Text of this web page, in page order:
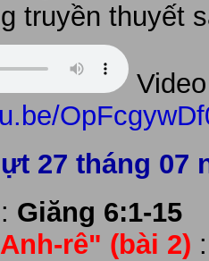
truyền thuyết
Video
27 tháng 07
Giăng 6:1-15
rê" (bài 2)